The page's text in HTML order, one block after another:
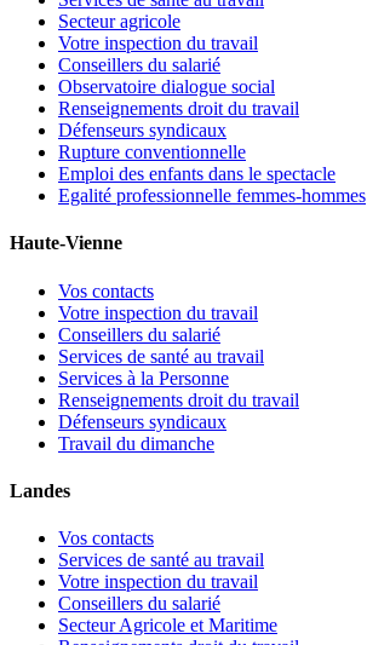
Secteur agricole
Votre inspection du travail
Conseillers du salarié
Observatoire dialogue social
Renseignements droit du travail
Défenseurs syndicaux
Rupture conventionnelle
Emploi des enfants dans le spectacle
Egalité professionnelle femmes-hommes
Haute-Vienne
Vos contacts
Votre inspection du travail
Conseillers du salarié
Services de santé au travail
Services à la Personne
Renseignements droit du travail
Défenseurs syndicaux
Travail du dimanche
Landes
Vos contacts
Services de santé au travail
Votre inspection du travail
Conseillers du salarié
Secteur Agricole et Maritime